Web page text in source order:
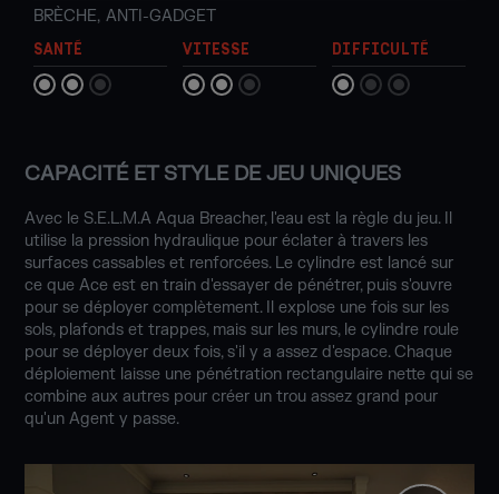
BRÈCHE, ANTI-GADGET
SANTÉ VITESSE DIFFICULTÉ
CAPACITÉ ET STYLE DE JEU UNIQUES
Avec le S.E.L.M.A Aqua Breacher, l'eau est la règle du jeu. Il
utilise la pression hydraulique pour éclater à travers les
surfaces cassables et renforcées. Le cylindre est lancé sur
ce que Ace est en train d'essayer de pénétrer, puis s'ouvre
pour se déployer complètement. Il explose une fois sur les
sols, plafonds et trappes, mais sur les murs, le cylindre roule
pour se déployer deux fois, s'il y a assez d'espace. Chaque
déploiement laisse une pénétration rectangulaire nette qui se
combine aux autres pour créer un trou assez grand pour
qu'un Agent y passe.